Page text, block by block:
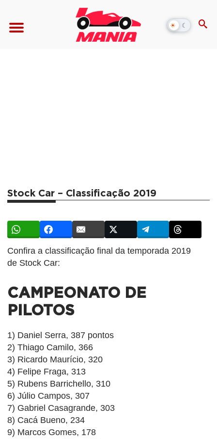
☀ ☾
Alternar
modo
Stock Car – Classificação 2019
Confira a classificação final da temporada 2019
de Stock Car:
CAMPEONATO DE
PILOTOS
1) Daniel Serra, 387 pontos
2) Thiago Camilo, 366
3) Ricardo Maurício, 320
4) Felipe Fraga, 313
5) Rubens Barrichello, 310
6) Júlio Campos, 307
7) Gabriel Casagrande, 303
8) Cacá Bueno, 234
9) Marcos Gomes, 178